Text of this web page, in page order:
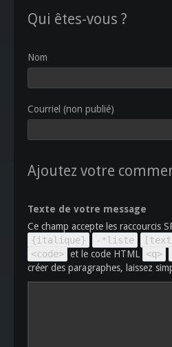
Qui êtes-vous ?
Nom
Courriel (non publié)
Ajoutez votre
Texte de votre message
Ce champ accepte les raccourcis
{italique}
-*liste
<code> et le code HTML <q>
créer des paragraphes, laissez